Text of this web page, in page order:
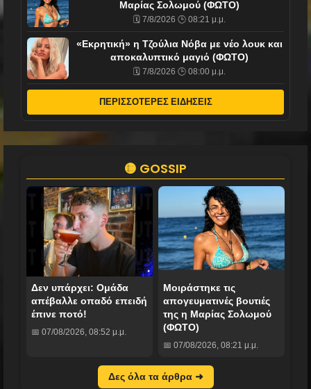
Μαρίας Σολωμού (ΦΩΤΟ)
🗓️ 7/8/2026 🕒 08:21 μ.μ.
«Εκρητική» η Τζούλια Νόβα με νέο λουκ και
αποκαλυπτικό μαγιό (ΦΩΤΟ)
🗓️ 7/8/2026 🕒 08:00 μ.μ.
ΠΕΡΙΣΣΟΤΕΡΕΣ ΕΙΔΗΣΕΙΣ
🟡 GOSSIP
Δεν υπάρχει: Ομάδα
απέβαλλε οπαδό επειδή
έπινε ποτό!
📅 07/08/2026, 08:52 μ.μ.
Mοιράστηκε τις
απογευματινές βουτιές
της η Μαρίας Σολωμού
(ΦΩΤΟ)
📅 07/08/2026, 08:21 μ.μ.
Δες όλα τα άρθρα ➜